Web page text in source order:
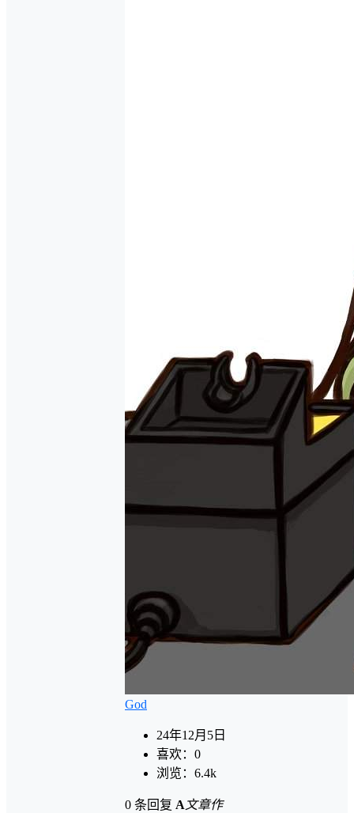
God
24年12月5日
喜欢： 0
浏览： 6.4k
0 条回复 A 文章作